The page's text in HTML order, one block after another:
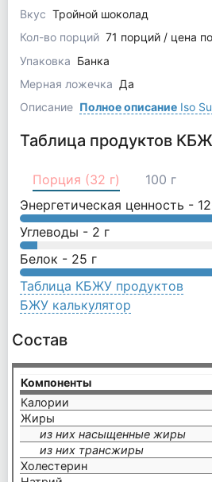
Вкус Тройной шоколад
Кол-во порций 71 порций / цена
Упаковка Банка
Мерная ложечка Да
Описание Полное описаниеIso
Таблица продуктов
Порция (32 г)
100 г
Энергетическая ценность -
Углеводы - 2 г
Белок - 25 г
Таблица КБЖУ продуктов
БЖУ калькулятор
Состав
Компоненты
Калории
Жиры
из них насыщенные жиры
из них трансжиры
Холестерин